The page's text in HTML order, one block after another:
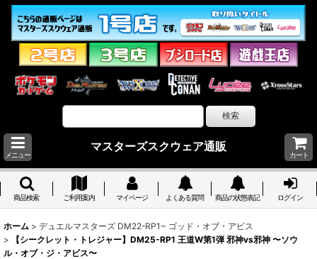
メニュー
マスターズスクウェア通販
カート
商品検索 ご利用案内 マイページ よくある質問 商品の状態表記 ログイン
ホーム > デュエルマスターズ DM22-RP1~ ゴッド・オブ・アビス
>
【シークレット・トレジャー】DM25-RP1 王道W第1弾 邪神vs邪神 〜ソウ
ル・オブ・ジ・アビス〜